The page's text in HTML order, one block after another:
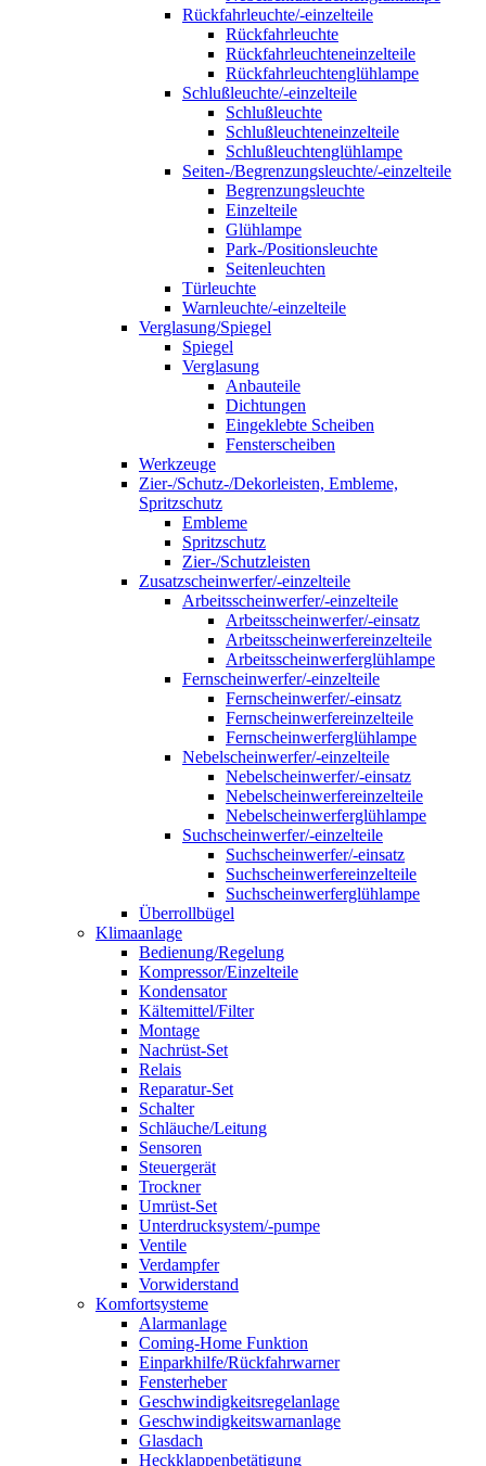
Rückfahrleuchte/-einzelteile
Rückfahrleuchte
Rückfahrleuchteneinzelteile
Rückfahrleuchtenglühlampe
Schlußleuchte/-einzelteile
Schlußleuchte
Schlußleuchteneinzelteile
Schlußleuchtenglühlampe
Seiten-/Begrenzungsleuchte/-einzelteile
Begrenzungsleuchte
Einzelteile
Glühlampe
Park-/Positionsleuchte
Seitenleuchten
Türleuchte
Warnleuchte/-einzelteile
Verglasung/Spiegel
Spiegel
Verglasung
Anbauteile
Dichtungen
Eingeklebte Scheiben
Fensterscheiben
Werkzeuge
Zier-/Schutz-/Dekorleisten, Embleme,
Spritzschutz
Embleme
Spritzschutz
Zier-/Schutzleisten
Zusatzscheinwerfer/-einzelteile
Arbeitsscheinwerfer/-einzelteile
Arbeitsscheinwerfer/-einsatz
Arbeitsscheinwerfereinzelteile
Arbeitsscheinwerferglühlampe
Fernscheinwerfer/-einzelteile
Fernscheinwerfer/-einsatz
Fernscheinwerfereinzelteile
Fernscheinwerferglühlampe
Nebelscheinwerfer/-einzelteile
Nebelscheinwerfer/-einsatz
Nebelscheinwerfereinzelteile
Nebelscheinwerferglühlampe
Suchscheinwerfer/-einzelteile
Suchscheinwerfer/-einsatz
Suchscheinwerfereinzelteile
Suchscheinwerferglühlampe
Überrollbügel
Klimaanlage
Bedienung/Regelung
Kompressor/Einzelteile
Kondensator
Kältemittel/Filter
Montage
Nachrüst-Set
Relais
Reparatur-Set
Schalter
Schläuche/Leitung
Sensoren
Steuergerät
Trockner
Umrüst-Set
Unterdrucksystem/-pumpe
Ventile
Verdampfer
Vorwiderstand
Komfortsysteme
Alarmanlage
Coming-Home Funktion
Einparkhilfe/Rückfahrwarner
Fensterheber
Geschwindigkeitsregelanlage
Geschwindigkeitswarnanlage
Glasdach
Heckklappenbetätigung